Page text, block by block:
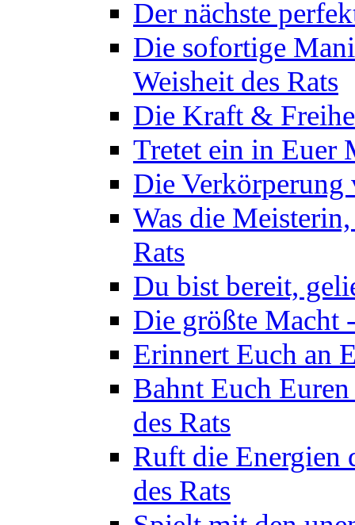
Der nächste
Die sofortige
Weisheit des Rats
Die Kraft &
Tretet ein in Euer
Die Verkörperung
Was die
Rats
Du bist bereit,
Die größte Macht
Erinnert Euch an
Bahnt Euch
des Rats
Ruft die Energien
des Rats